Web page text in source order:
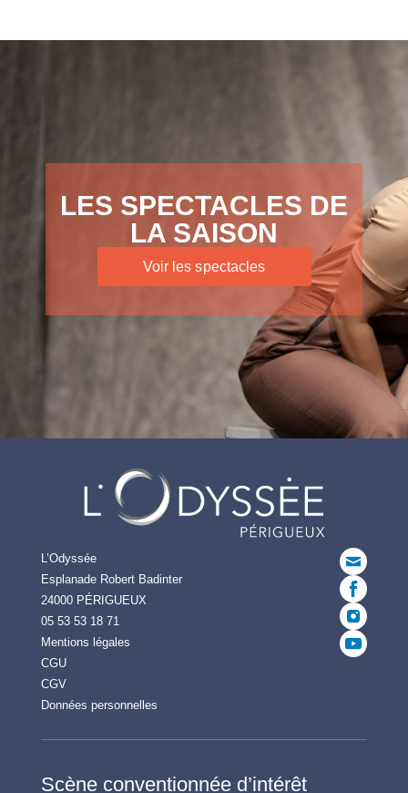
LES SPECTACLES DE
LA SAISON
Voir les spectacles
L’Odyssée
Esplanade Robert Badinter
24000 PÉRIGUEUX
05 53 53 18 71
Mentions légales
CGU
CGV
Données personnelles
Scène conventionnée d’intérêt